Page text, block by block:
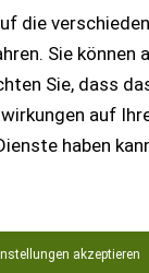
die
Sie können
Sie, dass
auf
haben
akzeptieren